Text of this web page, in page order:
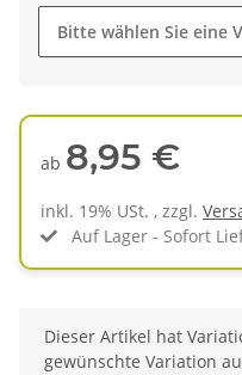
Bitte wählen Sie eine
ab 8,95 €
inkl. 19% USt. , zzgl.
Auf Lager - Sofort
x
Dieser Artikel hat
gewünschte Variation